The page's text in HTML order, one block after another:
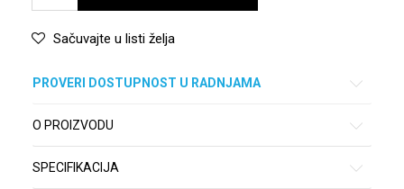
Sačuvajte u listi želja
PROVERI DOSTUPNOST U RADNJAMA
O PROIZVODU
SPECIFIKACIJA